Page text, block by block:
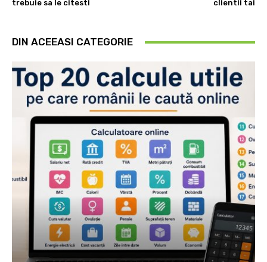
trebuie sa le citesti
clientii tai
DIN ACEEASI CATEGORIE